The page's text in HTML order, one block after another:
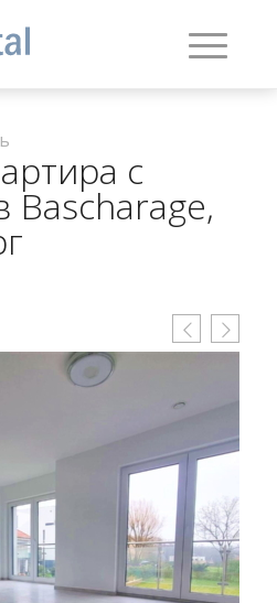
с
Bascharage,